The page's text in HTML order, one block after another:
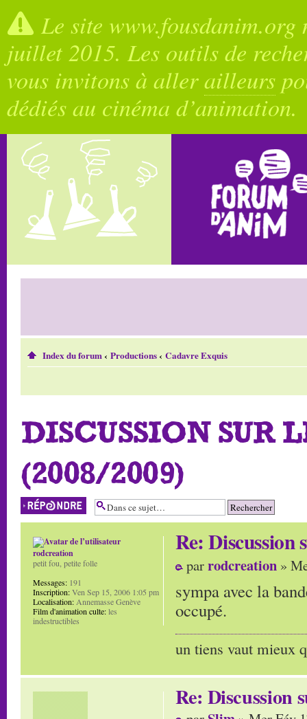
Le site
juillet 2015. Les outils de
vous invitons à allerailleurs
dédiés au cinéma d’animation.
Index du forum‹ Productions‹ Cadavre Exquis
DISCUSSION SUR
(2008/2009)
Répondre
Re: Discussion
parrodcreation »
sympa avec la
occupé.
un tiens vaut mieux
rodcreation
petit fou, petite folle
Messages: 191
Inscription:Ven Sep 15, 2006 1:05 pm
Localisation: Annemasse Genève
Film d'animation culte:les
indestructibles
Re: Discussion